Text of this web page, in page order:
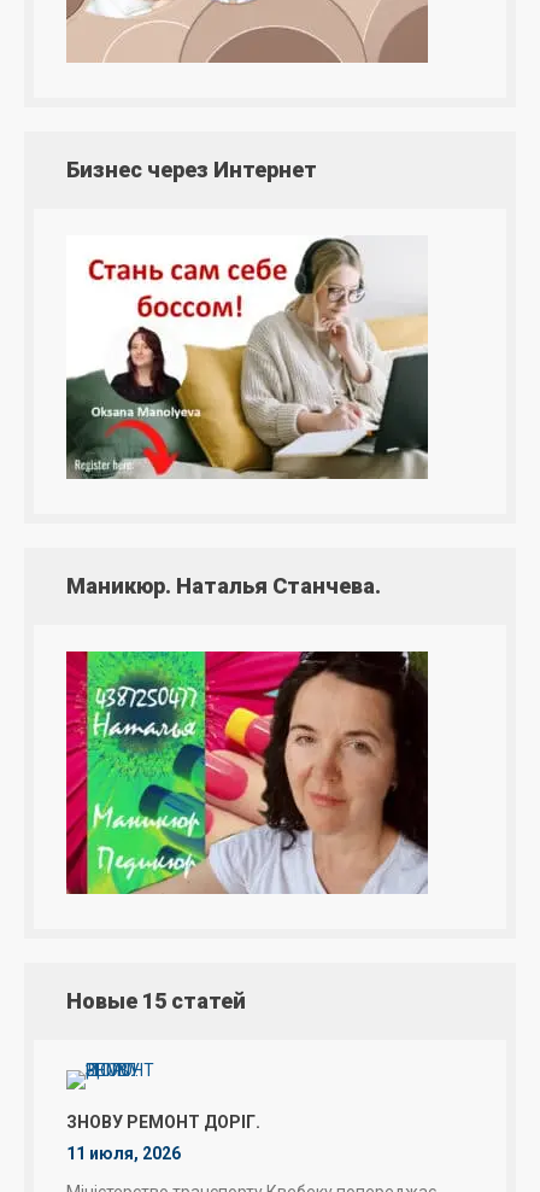
Бизнес через Интернет
Маникюр. Наталья Станчева.
Новые 15 статей
ЗНОВУ РЕМОНТ ДОРІГ.
11 июля, 2026